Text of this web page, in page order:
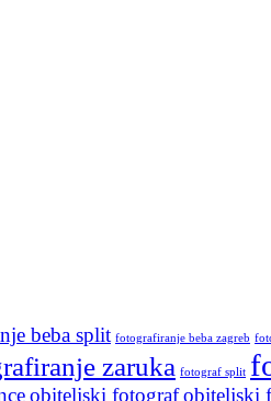
beba split fotografiranje beba zagreb
zaruka fotograf split
obiteljski fotografobiteljski